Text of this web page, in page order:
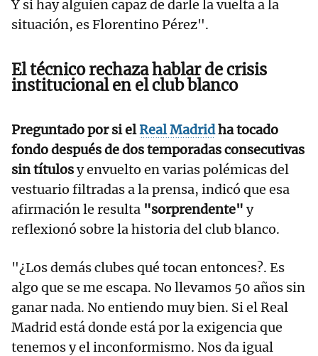
Y si hay alguien capaz de darle la vuelta a la
situación, es Florentino Pérez".
El técnico rechaza hablar de crisis
institucional en el club blanco
Preguntado por si elReal Madridha tocado
fondo después de dos temporadas consecutivas
sin títulosy envuelto en varias polémicas del
vestuario filtradas a la prensa, indicó que esa
afirmación le resulta "sorprendente" y
reflexionó sobre la historia del club blanco.
"¿Los demás clubes qué tocan entonces?. Es
algo que se me escapa. No llevamos 50 años sin
ganar nada. No entiendo muy bien. Si el Real
Madrid está donde está por la exigencia que
tenemos y el inconformismo. Nos da igual